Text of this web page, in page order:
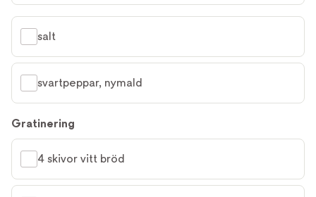
salt
svartpeppar, nymald
Gratinering
4 skivor vitt bröd